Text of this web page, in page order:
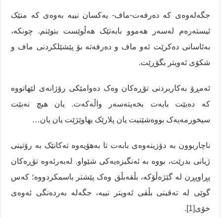
جگەلەوەی کە دەرفەت-ماف- یەکسان نییە بەوەی کە منێک
ئیستەرەم لەسەر هەموو بابەتێک هەڵوێست بنوێنم. چونکە،
بەئاسانی دەکرێت ئەو ماف و دەرفەتە بۆ پێشێلکردنی ماف و
شکۆی ئەویتر بگۆڕێت.
ئەمڕۆ بەکاربردنی تۆڕەکان وەک دەوامێکی رۆژانەی لێهاتووە
کە دەبێت بابەت بخەیتەسەر واڵەکەت. یان هیچ نەبێت
سیخورمەیەک بووەشێنیت یان پلارێک بهاوێژێت یان یان…
ناچاربوون بە دۆزینەوەی بابەت تا بەهۆیەوە تەکانێک بە رۆتینی
ژیانی بدرێت، بووە بە ئەنگیزەیەکی شێواو. لەبەرئەوە تۆڕەکان
پڕاوپڕن لە گێژەڵۆکە، بڵقەبڵق وەک پێشتر باسمکردووە؛ کەس
گوێی لە تەقینی بڵقی ئەویتر نییە، جگەلە بەردەنگی ئەوەی
خۆی[1]
.